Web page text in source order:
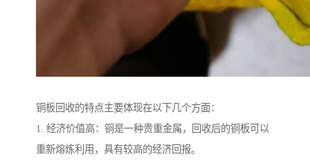
铜板回收的特点主要体现在以下几个方面：
1. 经济价值高：铜是一种贵重金属，回收后的铜板可以
重新熔炼利用，具有较高的经济回报。